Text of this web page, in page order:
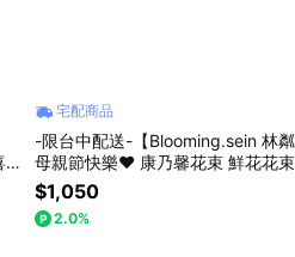
宅配商品
-限台中配送-【Blooming.sein 林粼
母親節快樂❤️ 康乃馨花束 鮮花花束
日 節日禮物
$1,050
2.0%